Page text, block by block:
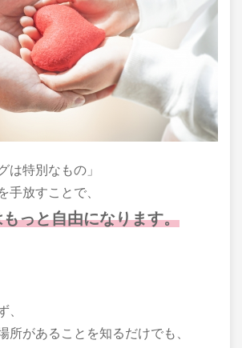
は特別なもの」
手放すことで、
っと自由になります。
、
所があることを知るだけでも、